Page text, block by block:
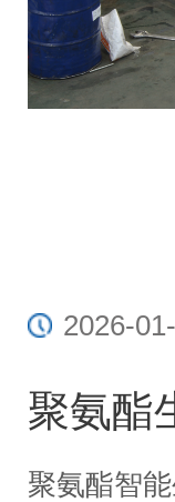
2026-
聚氨酯
聚氨酯智